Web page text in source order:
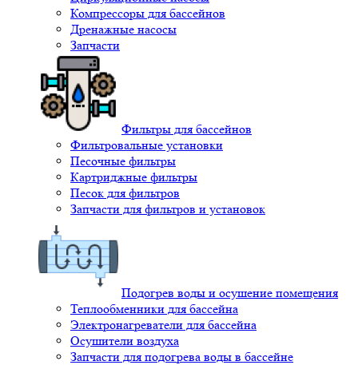
Компрессоры для бассейнов
Дренажные насосы
Запчасти
Фильтры для бассейнов
Фильтровальные установки
Песочные фильтры
Картриджные фильтры
Песок для фильтров
Запчасти для фильтров и установок
Подогрев воды и осушение помещения
Теплообменники для бассейна
Электронагреватели для бассейна
Осушители воздуха
Запчасти для подогрева воды в бассейне